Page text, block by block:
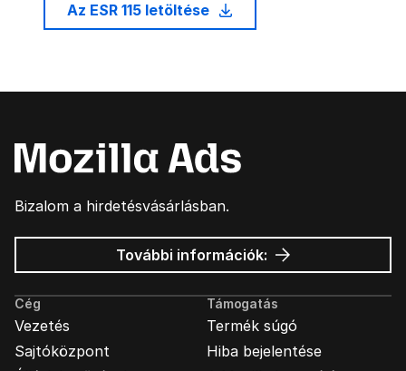
Az ESR 115 letöltése
Bizalom a hirdetésvásárlásban.
További információk: Mozilla
hirdetések
Cég
Vezetés
Sajtóközpont
Támogatás
Termék súgó
Hiba bejelentése